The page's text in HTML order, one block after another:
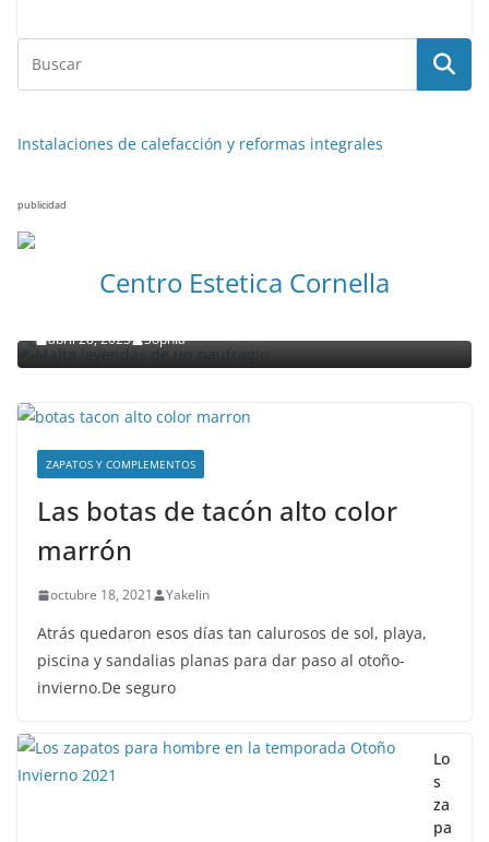
Instalaciones de calefacción y reformas integrales
publicidad
Centro Estetica Cornella
abril 28, 2023 Sophia
ZAPATOS Y COMPLEMENTOS
Las botas de tacón alto color
marrón
octubre 18, 2021 Yakelin
Atrás quedaron esos días tan calurosos de sol, playa,
piscina y sandalias planas para dar paso al otoño-
invierno.De seguro
Lo
s
za
pa